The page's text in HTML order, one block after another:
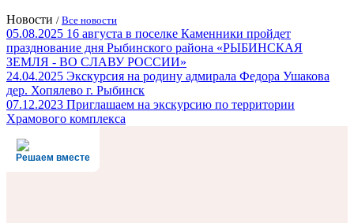
Новости / Все новости
05.08.2025 16 августа в поселке Каменники пройдет
празднование дня Рыбинского района «РЫБИНСКАЯ
ЗЕМЛЯ - ВО СЛАВУ РОССИИ»
24.04.2025 Экскурсия на родину адмирала Федора Ушакова
дер. Хопялево г. Рыбинск
07.12.2023 Приглашаем на экскурсию по территории
Храмового комплекса
Решаем вместе